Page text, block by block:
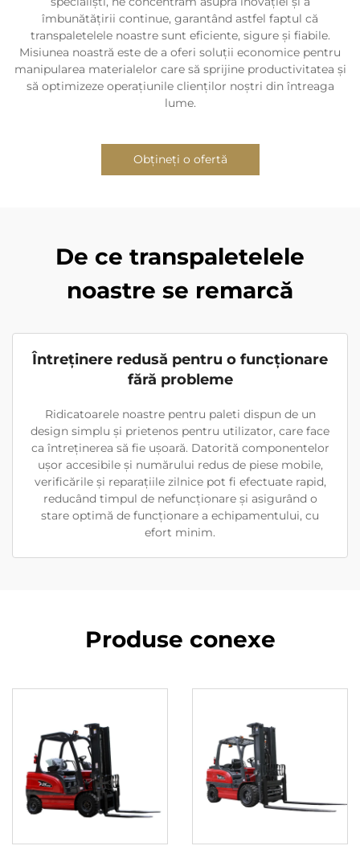
îmbunătățirii continue, garantând astfel faptul că
transpaletelele noastre sunt eficiente, sigure și fiabile.
Misiunea noastră este de a oferi soluții economice pentru
manipularea materialelor care să sprijine productivitatea și
să optimizeze operațiunile clienților noștri din întreaga
lume.
Obțineți o ofertă
De ce transpaletelele
noastre se remarcă
Întreținere redusă pentru o funcționare
fără probleme
Ridicatoarele noastre pentru paleti dispun de un
design simplu și prietenos pentru utilizator, care face
ca întreținerea să fie ușoară. Datorită componentelor
ușor accesibile și numărului redus de piese mobile,
verificările și reparațiile zilnice pot fi efectuate rapid,
reducând timpul de nefuncționare și asigurând o
stare optimă de funcționare a echipamentului, cu
efort minim.
Produse conexe